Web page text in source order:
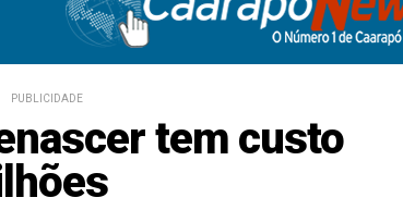
PUBLICIDADE
tem custo